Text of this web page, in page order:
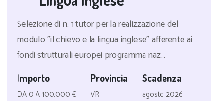
Selezione di n. 1 tutor per la realizzazione del
modulo "il chievo e la lingua inglese" afferente ai
fondi strutturali europei programma naz...
Importo
DA 0 A 100.000 €
Provincia
VR
Scadenza
agosto 2026